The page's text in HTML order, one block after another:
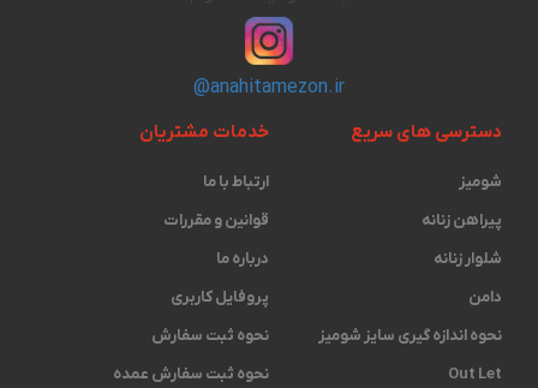
@anahitamezon.ir
دسترسی های سریع
شومیز
پیراهن زنانه
شلوار زنانه
دامن
نحوه اندازه گیری ‫سایز شومیز
Out Let
خدمات مشتریان
ارتباط با ما
قوانین و مقررات
درباره ما
پروفایل کاربری
نحوه ثبت سفارش
نحوه ثبت سفارش عمده